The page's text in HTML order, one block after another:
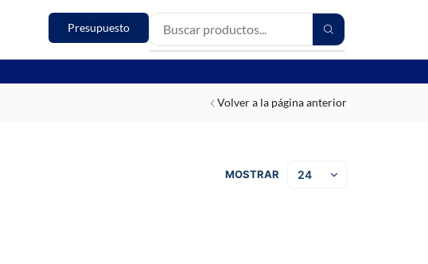
Presupuesto
Volver a la página anterior
MOSTRAR